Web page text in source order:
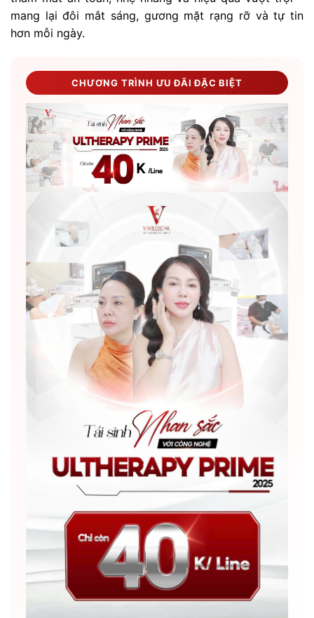
mang lại đôi mắt sáng, gương mặt rạng rỡ và tự tin
hơn mỗi ngày.
CHƯƠNG TRÌNH ƯU ĐÃI ĐẶC BIỆT